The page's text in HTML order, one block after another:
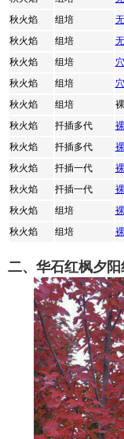
秋火焰
组培
秋火焰
组培
秋火焰
组培
秋火焰
组培
秋火焰
组培
秋火焰
扦插多代
秋火焰
扦插多代
秋火焰
扦插一代
秋火焰
扦插一代
秋火焰
组培
秋火焰
组培
二、华石红枫夕阳